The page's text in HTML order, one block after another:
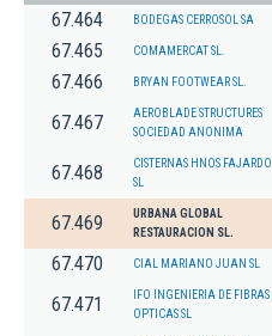
67.464 BODEGAS CERROSOL SA
67.465 COMAMERCAT SL.
67.466 BRYAN FOOTWEAR SL.
67.467
AEROBLADE STRUCTURES
SOCIEDAD ANONIMA
67.468
CISTERNAS HNOS FAJARDO
SL
67.469
URBANA GLOBAL
RESTAURACION SL.
67.470 CIAL MARIANO JUAN SL
67.471
IFO INGENIERIA DE FIBRAS
OPTICAS SL